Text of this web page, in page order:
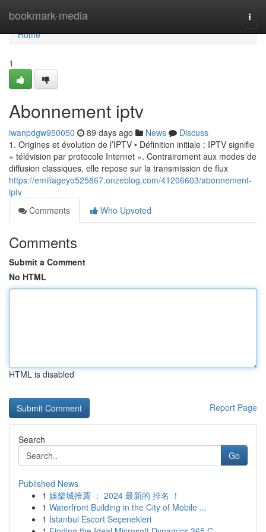
bookmark-media
Home
Home
1
Abonnement iptv
iwanpdgw950050 89 days ago News
Discuss
1. Origines et évolution de l’IPTV • Définition initiale : IPTV signifie
« télévision par protocole Internet ». Contrairement aux modes de
diffusion classiques, elle repose sur la transmission de flux
https://emiliageyo525867.onzeblog.com/41206603/abonnement-
iptv
Comments
Who Upvoted
Comments
Submit a Comment
No HTML
HTML is disabled
Report Page
Search
Go
Published News
1 娛樂城推薦 ： 2024 最新的 排名 ！
1 Waterfront Building in the City of Mobile ...
1 İstanbul Escort Seçenekleri